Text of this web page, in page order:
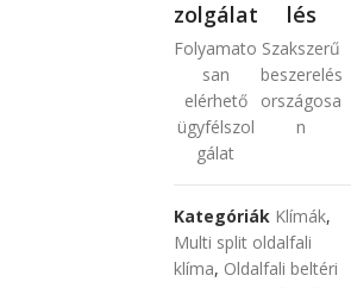
zolgálat
Folyamato
san
elérhető
ügyfélszol
gálat
lés
Szakszerű
beszerelés
országosa
n
Kategóriák Klímák,
Multi split oldalfali
klíma, Oldalfali beltéri